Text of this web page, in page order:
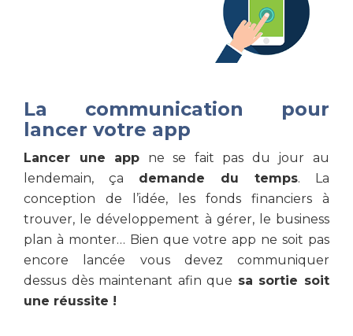
La communication pour
lancer votre app
Lancer une app ne se fait pas du jour au
lendemain, ça demande du temps. La
conception de l’idée, les fonds financiers à
trouver, le développement à gérer, le business
plan à monter… Bien que votre app ne soit pas
encore lancée vous devez communiquer
dessus dès maintenant afin que sa sortie soit
une réussite !